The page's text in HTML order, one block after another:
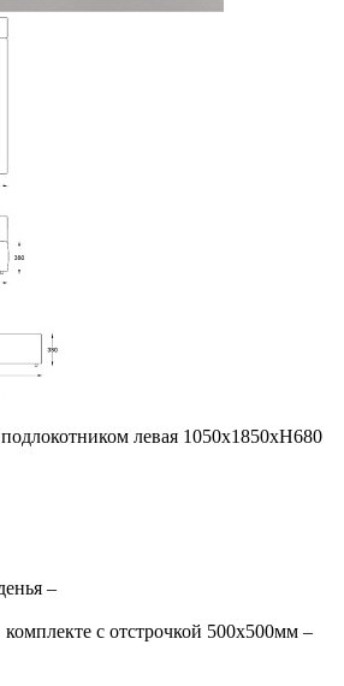
левая 1050х1850хН680
–
с отстрочкой 500х500мм –